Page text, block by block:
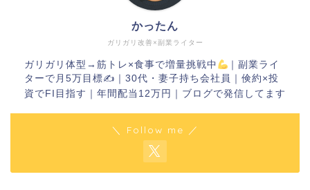
ガリガリ改善×副業ライター
かったん
ガリガリ体型→筋トレ×食事で増量挑戦中
｜副業ライ
ターで月5万目標✍ ｜30代・妻子持ち会社員｜倹約×投
資でFI目指す｜年間配当12万円｜ブログで発信してます
＼ Follow me ／